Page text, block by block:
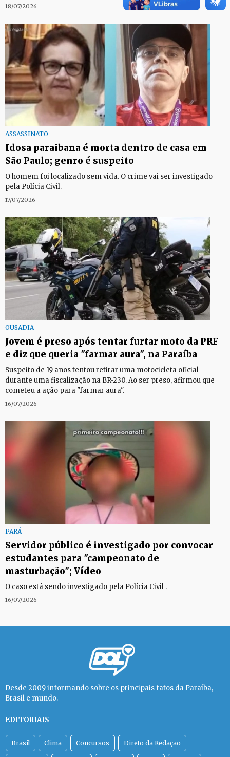
18/07/2026
ASSASSINATO
Idosa paraibana é morta dentro de casa em
São Paulo; genro é suspeito
O homem foi localizado sem vida. O crime vai ser investigado
pela Polícia Civil.
17/07/2026
OUSADIA
Jovem é preso após tentar furtar moto da PRF
e diz que queria "farmar aura", na Paraíba
Suspeito de 19 anos tentou retirar uma motocicleta oficial
durante uma fiscalização na BR-230. Ao ser preso, afirmou que
cometeu a ação para "farmar aura".
16/07/2026
PARÁ
Servidor público é investigado por convocar
estudantes para "campeonato de
masturbação"; Vídeo
O caso está sendo investigado pela Polícia Civil .
16/07/2026
Desde 2009 informando sobre os principais fatos da Paraíba,
Brasil e mundo.
EDITORIAIS
Brasil Clima Concursos Direto da Redação